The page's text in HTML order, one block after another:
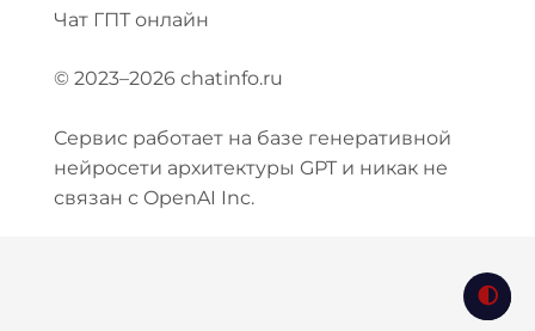
Чат ГПТ онлайн
© 2023–2026 chatinfo.ru
Сервис работает на базе генеративной
нейросети архитектуры GPT и никак не
связан с OpenAI Inc.